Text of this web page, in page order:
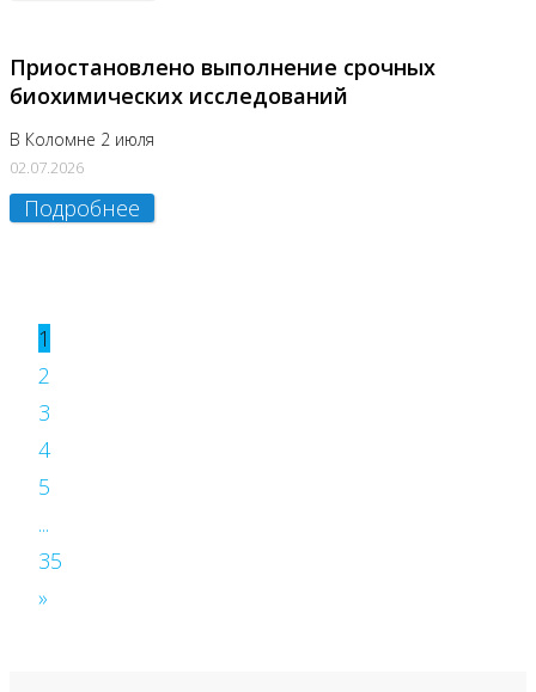
Приостановлено выполнение срочных
биохимических исследований
В Коломне 2 июля
02.07.2026
Подробнее
1
2
3
4
5
...
35
»